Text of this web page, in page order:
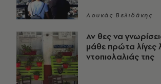
Λουκάς Βελιδάκης
Αν θες να
μάθε πρώτα λίγες
ντοπιολαλιάς της